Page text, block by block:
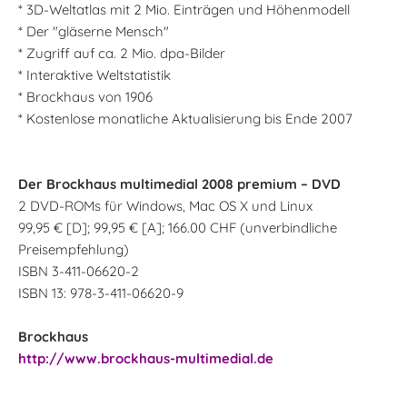
* 3D-Weltatlas mit 2 Mio. Einträgen und Höhenmodell
* Der "gläserne Mensch"
* Zugriff auf ca. 2 Mio. dpa-Bilder
* Interaktive Weltstatistik
* Brockhaus von 1906
* Kostenlose monatliche Aktualisierung bis Ende 2007
Der Brockhaus multimedial 2008 premium – DVD
2 DVD-ROMs für Windows, Mac OS X und Linux
99,95 € [D]; 99,95 € [A]; 166.00 CHF (unverbindliche
Preisempfehlung)
ISBN 3-411-06620-2
ISBN 13: 978-3-411-06620-9
Brockhaus
http://www.brockhaus-multimedial.de